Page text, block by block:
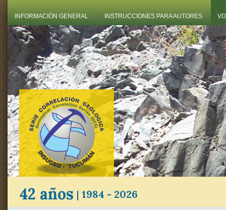
INFORMACIÓN GENERAL INSTRUCCIONES PARA AUTORES
42 años | 1984 - 2026